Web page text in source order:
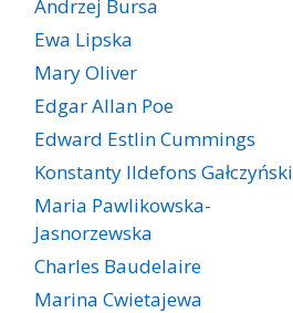
Andrzej Bursa
Ewa Lipska
Mary Oliver
Edgar Allan Poe
Edward Estlin Cummings
Konstanty Ildefons Gałczyński
Maria Pawlikowska-
Jasnorzewska
Charles Baudelaire
Marina Cwietajewa